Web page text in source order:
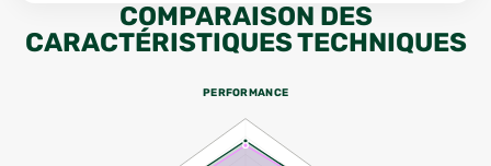
COMPARAISON DES
CARACTÉRISTIQUES TECHNIQUES
PERFORMANCE